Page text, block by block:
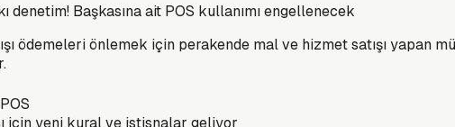
denetim! Başkasına ait POS kullanımı engellenecek
ödemeleri önlemek için perakende mal ve hizmet satışı
POS